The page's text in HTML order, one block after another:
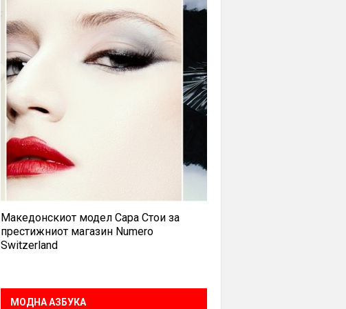
Македонскиот модел Сара Стои за
престижниот магазин Numero
Switzerland
МОДНА АЗБУКА